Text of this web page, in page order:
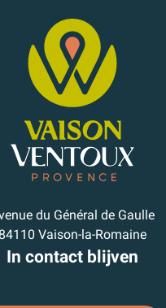
du Général de Gaulle
84110 Vaison-la-Romaine
In contact blijven